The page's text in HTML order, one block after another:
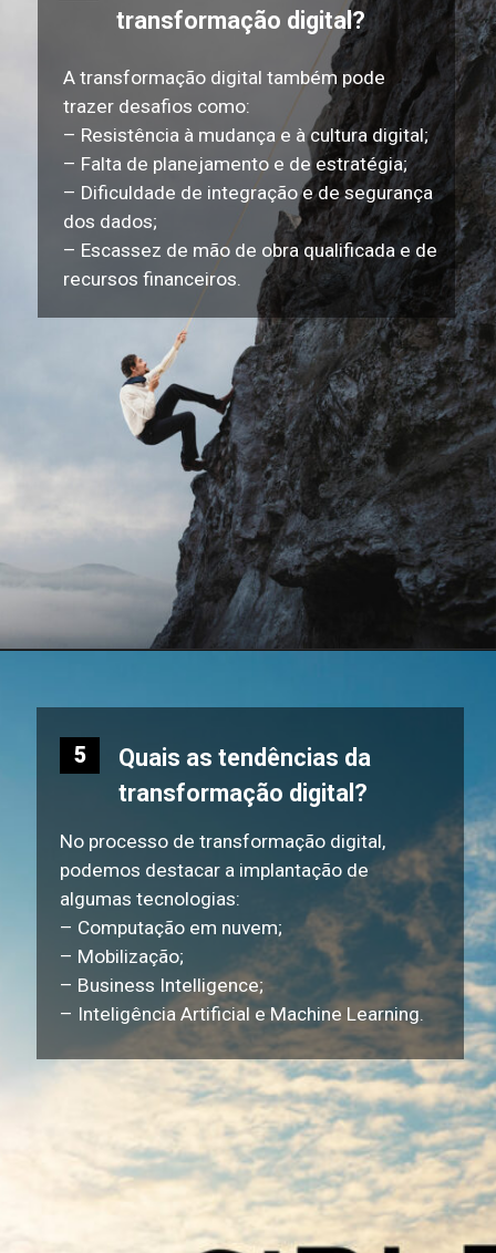
transformação digital?
A transformação digital também pode
trazer desafios como:
– Resistência à mudança e à cultura digital;
– Falta de planejamento e de estratégia;
– Dificuldade de integração e de segurança
dos dados;
– Escassez de mão de obra qualificada e de
recursos financeiros.
Quais as tendências da
transformação digital?
No processo de transformação digital,
podemos destacar a implantação de
algumas tecnologias:
– Computação em nuvem;
– Mobilização;
– Business Intelligence;
– Inteligência Artificial e Machine Learning.
5